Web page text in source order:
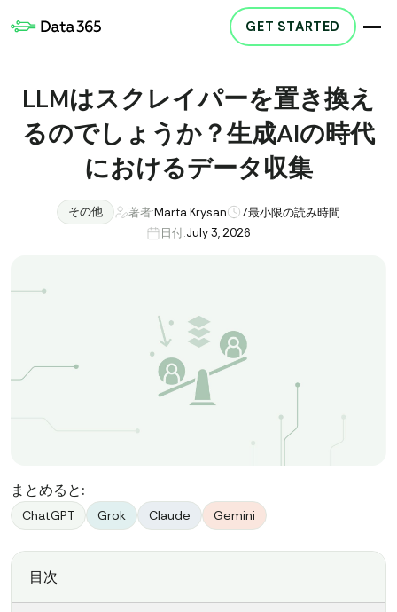
GET STARTED
LLMはスクレイパーを置き換え
るのでしょうか？生成AIの時代
におけるデータ収集
その他 著者:Marta Krysan 7最小限の読み時間
日付:July 3, 2026
まとめると:
ChatGPT Grok Claude Gemini
目次